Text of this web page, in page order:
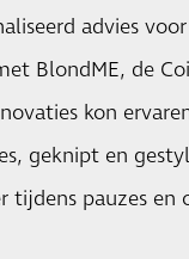
advies
BlondME, de
kon
geknipt en
tijdens pauzes en